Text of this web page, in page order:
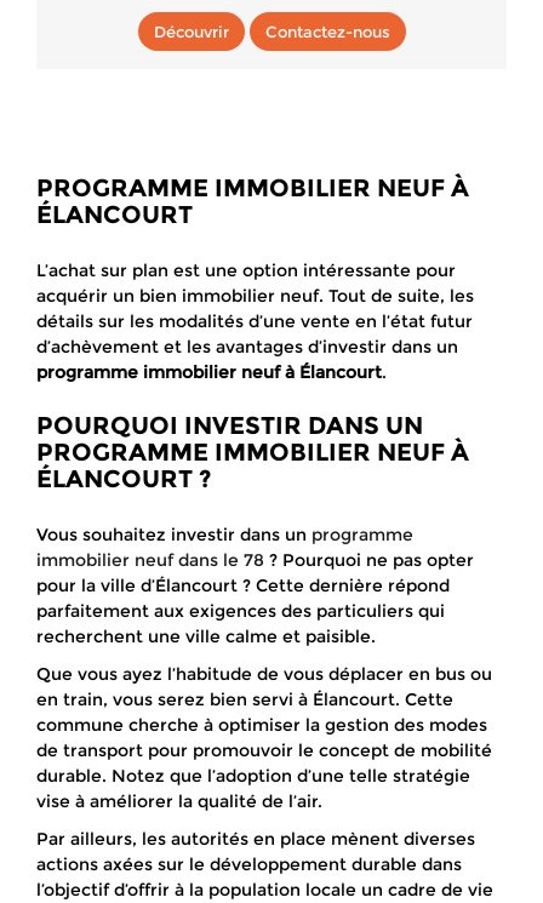
Découvrir Contactez-nous
PROGRAMME IMMOBILIER NEUF À
ÉLANCOURT
L’achat sur plan est une option intéressante pour
acquérir un bien immobilier neuf. Tout de suite, les
détails sur les modalités d’une vente en l’état futur
d’achèvement et les avantages d’investir dans un
programme immobilier neuf à Élancourt.
POURQUOI INVESTIR DANS UN
PROGRAMME IMMOBILIER NEUF À
ÉLANCOURT ?
Vous souhaitez investir dans un programme
immobilier neuf dans le 78 ? Pourquoi ne pas opter
pour la ville d’Élancourt ? Cette dernière répond
parfaitement aux exigences des particuliers qui
recherchent une ville calme et paisible.
Que vous ayez l’habitude de vous déplacer en bus ou
en train, vous serez bien servi à Élancourt. Cette
commune cherche à optimiser la gestion des modes
de transport pour promouvoir le concept de mobilité
durable. Notez que l’adoption d’une telle stratégie
vise à améliorer la qualité de l’air.
Par ailleurs, les autorités en place mènent diverses
actions axées sur le développement durable dans
l’objectif d’offrir à la population locale un cadre de vie